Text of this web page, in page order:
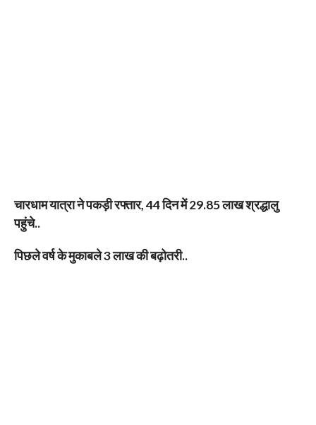
चारधाम यात्रा ने पकड़ी रफ्तार, 44 दिन में 29.85 लाख श्रद्धालु
पहुंचे..
पिछले वर्ष के मुकाबले 3 लाख की बढ़ोतरी..